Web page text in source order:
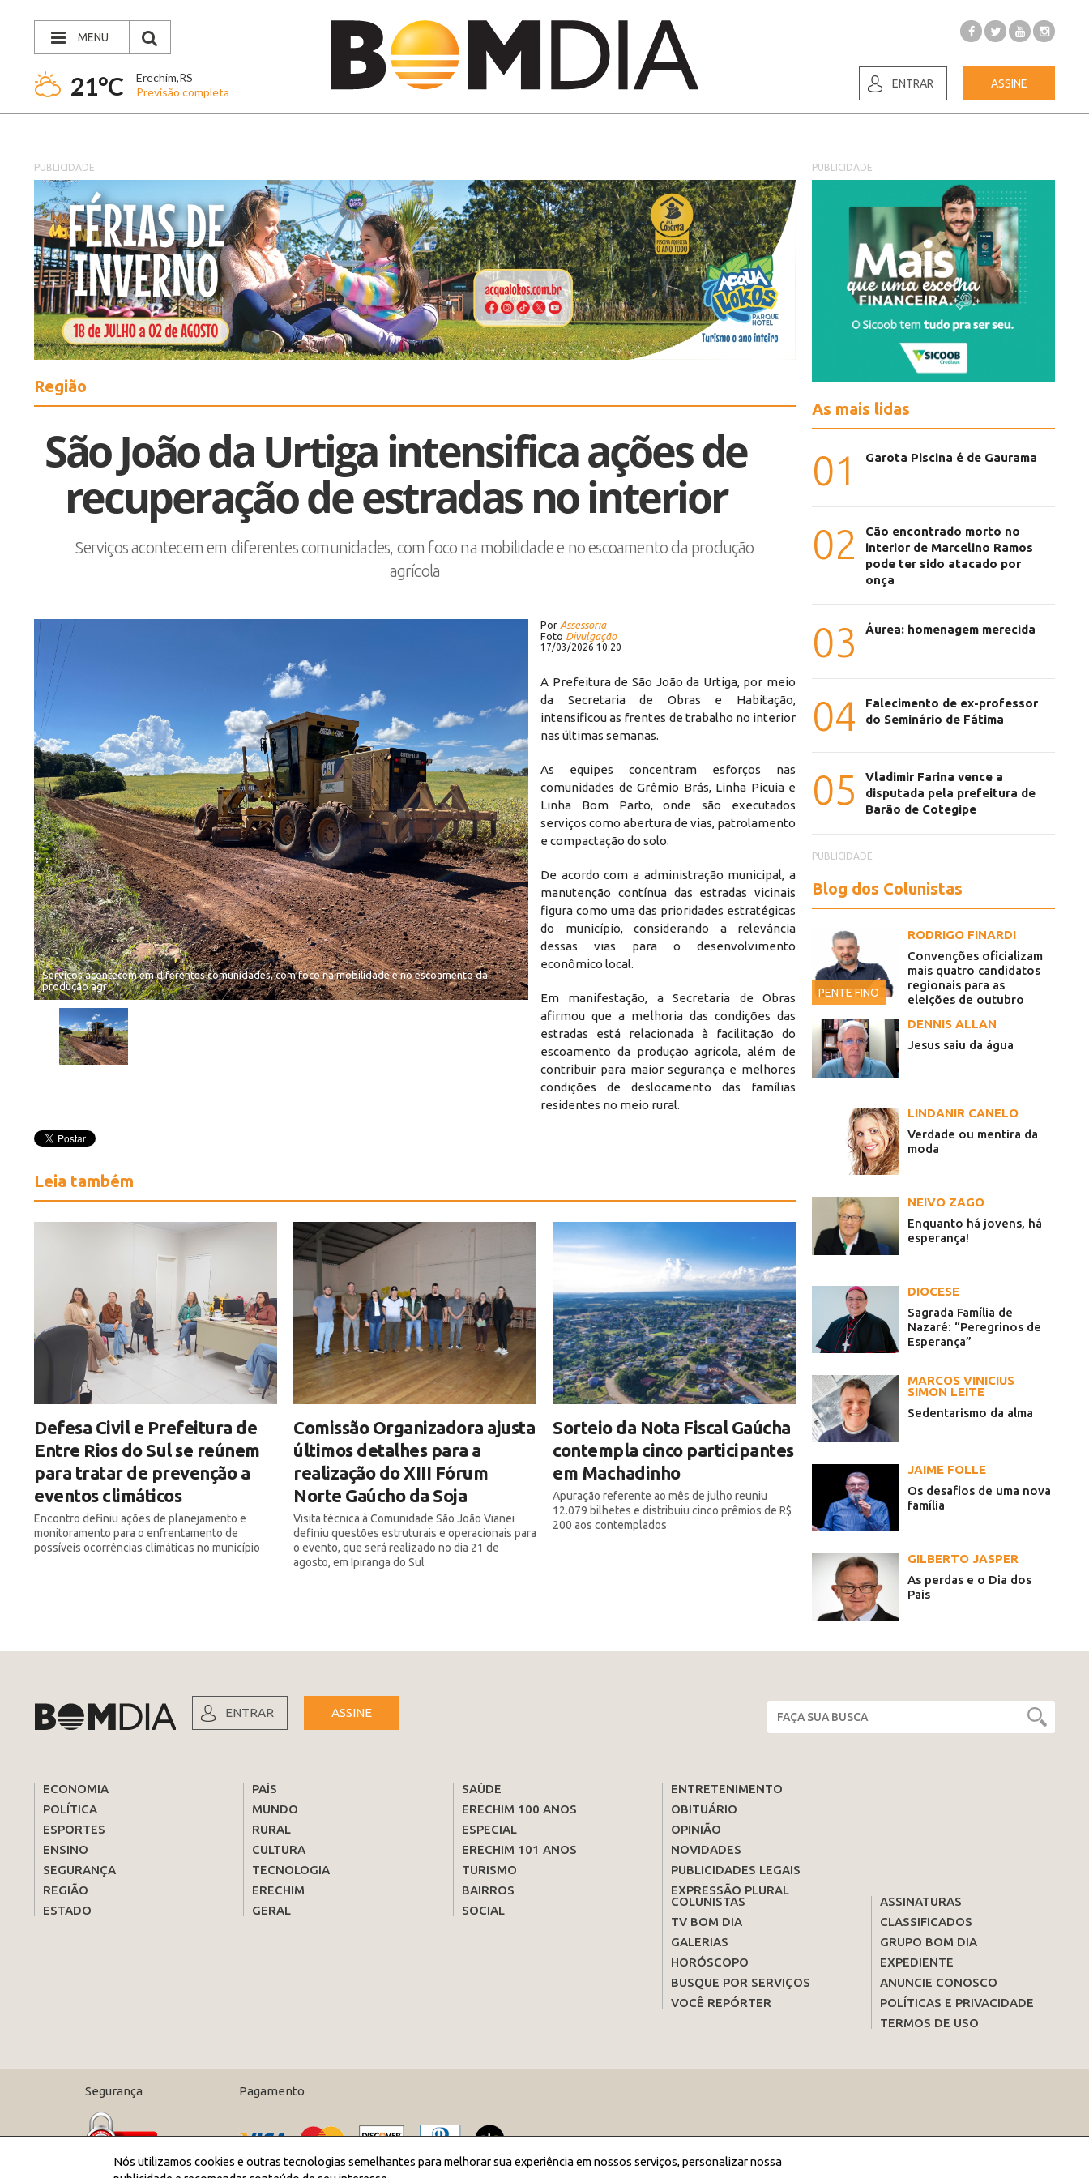
MENU
21°C
Erechim,RS
Previsão completa
ENTRAR ASSINE
PUBLICIDADE
Região
São João da Urtiga intensifica ações de
recuperação de estradas no interior
Serviços acontecem em diferentes comunidades, com foco na mobilidade e no escoamento da produção
agrícola
Serviços acontecem em diferentes comunidades, com foco na mobilidade e no escoamento da
produção agr
Por Assessoria
Foto Divulgação
17/03/2026 10:20
A Prefeitura de São João da Urtiga, por meio
da Secretaria de Obras e Habitação,
intensificou as frentes de trabalho no interior
nas últimas semanas.
As equipes concentram esforços nas
comunidades de Grêmio Brás, Linha Picuia e
Linha Bom Parto, onde são executados
serviços como abertura de vias, patrolamento
e compactação do solo.
De acordo com a administração municipal, a
manutenção contínua das estradas vicinais
figura como uma das prioridades estratégicas
do município, considerando a relevância
dessas vias para o desenvolvimento
econômico local.
Em manifestação, a Secretaria de Obras
afirmou que a melhoria das condições das
estradas está relacionada à facilitação do
escoamento da produção agrícola, além de
contribuir para maior segurança e melhores
condições de deslocamento das famílias
residentes no meio rural.
Leia também
Defesa Civil e Prefeitura de
Entre Rios do Sul se reúnem
para tratar de prevenção a
eventos climáticos
Encontro definiu ações de planejamento e
monitoramento para o enfrentamento de
possíveis ocorrências climáticas no município
Comissão Organizadora ajusta
últimos detalhes para a
realização do XIII Fórum
Norte Gaúcho da Soja
Visita técnica à Comunidade São João Vianei
definiu questões estruturais e operacionais para
o evento, que será realizado no dia 21 de
agosto, em Ipiranga do Sul
Sorteio da Nota Fiscal Gaúcha
contempla cinco participantes
em Machadinho
Apuração referente ao mês de julho reuniu
12.079 bilhetes e distribuiu cinco prêmios de R$
200 aos contemplados
PUBLICIDADE
As mais lidas
01 Garota Piscina é de Gaurama
02
Cão encontrado morto no
interior de Marcelino Ramos
pode ter sido atacado por
onça
03 Áurea: homenagem merecida
04
Falecimento de ex-professor
do Seminário de Fátima
05
Vladimir Farina vence a
disputada pela prefeitura de
Barão de Cotegipe
PUBLICIDADE
Blog dos Colunistas
PENTE FINO
RODRIGO FINARDI
Convenções oficializam
mais quatro candidatos
regionais para as
eleições de outubro
DENNIS ALLAN
Jesus saiu da água
LINDANIR CANELO
Verdade ou mentira da
moda
NEIVO ZAGO
Enquanto há jovens, há
esperança!
DIOCESE
Sagrada Família de
Nazaré: “Peregrinos de
Esperança”
MARCOS VINICIUS
SIMON LEITE
Sedentarismo da alma
JAIME FOLLE
Os desafios de uma nova
família
GILBERTO JASPER
As perdas e o Dia dos
Pais
ENTRAR ASSINE
ECONOMIA
POLÍTICA
ESPORTES
ENSINO
SEGURANÇA
REGIÃO
ESTADO
PAÍS
MUNDO
RURAL
CULTURA
TECNOLOGIA
ERECHIM
GERAL
SAÚDE
ERECHIM 100 ANOS
ESPECIAL
ERECHIM 101 ANOS
TURISMO
BAIRROS
SOCIAL
ENTRETENIMENTO
OBITUÁRIO
OPINIÃO
NOVIDADES
PUBLICIDADES LEGAIS
EXPRESSÃO PLURAL
COLUNISTAS
TV BOM DIA
GALERIAS
HORÓSCOPO
BUSQUE POR SERVIÇOS
VOCÊ REPÓRTER
ASSINATURAS
CLASSIFICADOS
GRUPO BOM DIA
EXPEDIENTE
ANUNCIE CONOSCO
POLÍTICAS E PRIVACIDADE
TERMOS DE USO
Segurança Pagamento
Nós utilizamos cookies e outras tecnologias semelhantes para melhorar sua experiência em nossos serviços, personalizar nossa